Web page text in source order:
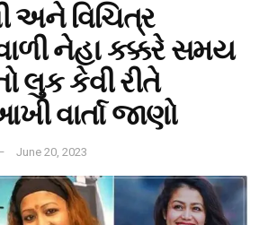
અને વિચિત્ર
નેહા કક્કરે સમય
લુક કેવી રીતે
વાર્તા જાણો
June 20, 2023